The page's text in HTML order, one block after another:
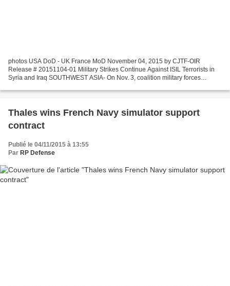
photos USA DoD - UK France MoD November 04, 2015 by CJTF-OIR
Release # 20151104-01 Military Strikes Continue Against ISIL Terrorists in
Syria and Iraq SOUTHWEST ASIA- On Nov. 3, coalition military forces
Thales wins French Navy simulator support
contract
Publié le 04/11/2015 à 13:55
Par RP Defense